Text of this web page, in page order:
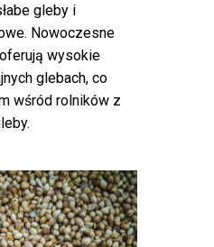
gleby i
Nowoczesne
wysokie
glebach, co
wśród rolników z